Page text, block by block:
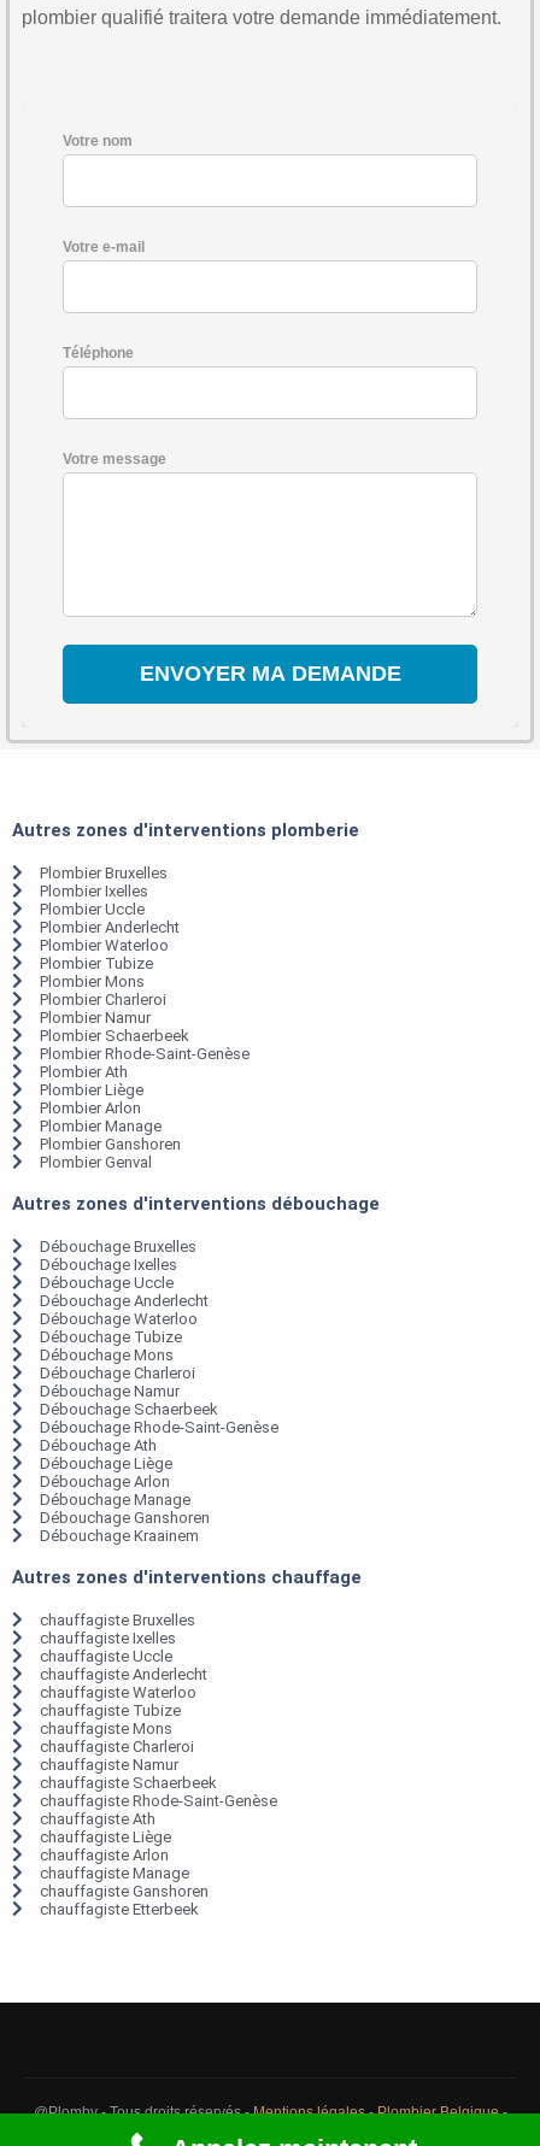
plombier qualifié traitera votre demande immédiatement.
Votre nom
Votre e-mail
Téléphone
Votre message
Autres zones d'interventions plomberie
Plombier Bruxelles
Plombier Ixelles
Plombier Uccle
Plombier Anderlecht
Plombier Waterloo
Plombier Tubize
Plombier Mons
Plombier Charleroi
Plombier Namur
Plombier Schaerbeek
Plombier Rhode-Saint-Genèse
Plombier Ath
Plombier Liège
Plombier Arlon
Plombier Manage
Plombier Ganshoren
Plombier Genval
Autres zones d'interventions débouchage
Débouchage Bruxelles
Débouchage Ixelles
Débouchage Uccle
Débouchage Anderlecht
Débouchage Waterloo
Débouchage Tubize
Débouchage Mons
Débouchage Charleroi
Débouchage Namur
Débouchage Schaerbeek
Débouchage Rhode-Saint-Genèse
Débouchage Ath
Débouchage Liège
Débouchage Arlon
Débouchage Manage
Débouchage Ganshoren
Débouchage Kraainem
Autres zones d'interventions chauffage
chauffagiste Bruxelles
chauffagiste Ixelles
chauffagiste Uccle
chauffagiste Anderlecht
chauffagiste Waterloo
chauffagiste Tubize
chauffagiste Mons
chauffagiste Charleroi
chauffagiste Namur
chauffagiste Schaerbeek
chauffagiste Rhode-Saint-Genèse
chauffagiste Ath
chauffagiste Liège
chauffagiste Arlon
chauffagiste Manage
chauffagiste Ganshoren
chauffagiste Etterbeek
@Plomby - Tous droits réservés -Mentions légales-Plombier Belgique-
Débouchage Belgique